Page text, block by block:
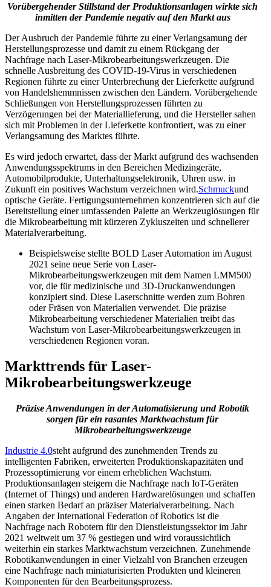
Vorübergehender Stillstand der Produktionsanlagen wirkte sich
inmitten der Pandemie negativ auf den Markt aus
Der Ausbruch der Pandemie führte zu einer Verlangsamung der
Herstellungsprozesse und damit zu einem Rückgang der
Nachfrage nach Laser-Mikrobearbeitungswerkzeugen. Die
schnelle Ausbreitung des COVID-19-Virus in verschiedenen
Regionen führte zu einer Unterbrechung der Lieferkette aufgrund
von Handelshemmnissen zwischen den Ländern. Vorübergehende
Schließungen von Herstellungsprozessen führten zu
Verzögerungen bei der Materiallieferung, und die Hersteller sahen
sich mit Problemen in der Lieferkette konfrontiert, was zu einer
Verlangsamung des Marktes führte.
Es wird jedoch erwartet, dass der Markt aufgrund des wachsenden
Anwendungsspektrums in den Bereichen Medizingeräte,
Automobilprodukte, Unterhaltungselektronik, Uhren usw. in
Zukunft ein positives Wachstum verzeichnen wird.Schmuckund
optische Geräte. Fertigungsunternehmen konzentrieren sich auf die
Bereitstellung einer umfassenden Palette an Werkzeuglösungen für
die Mikrobearbeitung mit kürzeren Zykluszeiten und schnellerer
Materialverarbeitung.
Beispielsweise stellte BOLD Laser Automation im August
2021 seine neue Serie von Laser-
Mikrobearbeitungswerkzeugen mit dem Namen LMM500
vor, die für medizinische und 3D-Druckanwendungen
konzipiert sind. Diese Laserschnitte werden zum Bohren
oder Fräsen von Materialien verwendet. Die präzise
Mikrobearbeitung verschiedener Materialien treibt das
Wachstum von Laser-Mikrobearbeitungswerkzeugen in
verschiedenen Regionen voran.
Markttrends für Laser-
Mikrobearbeitungswerkzeuge
Präzise Anwendungen in der Automatisierung und Robotik
sorgen für ein rasantes Marktwachstum für
Mikrobearbeitungswerkzeuge
Industrie 4.0steht aufgrund des zunehmenden Trends zu
intelligenten Fabriken, erweiterten Produktionskapazitäten und
Prozessoptimierung vor einem erheblichen Wachstum.
Produktionsanlagen steigern die Nachfrage nach IoT-Geräten
(Internet of Things) und anderen Hardwarelösungen und schaffen
einen starken Bedarf an präziser Materialverarbeitung. Nach
Angaben der International Federation of Robotics ist die
Nachfrage nach Robotern für den Dienstleistungssektor im Jahr
2021 weltweit um 37 % gestiegen und wird voraussichtlich
weiterhin ein starkes Marktwachstum verzeichnen. Zunehmende
Robotikanwendungen in einer Vielzahl von Branchen erzeugen
eine Nachfrage nach miniaturisierten Produkten und kleineren
Komponenten für den Bearbeitungsprozess.